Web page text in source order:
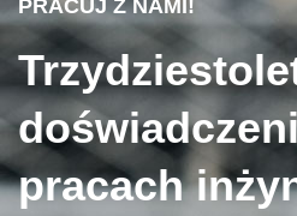
PRACUJ Z NAMI!
pracach